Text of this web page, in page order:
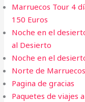
Marruecos Tour 4
150 Euros
Noche en el
al Desierto
Noche en el
Norte de
Pagina de gracias
Paquetes de viajes